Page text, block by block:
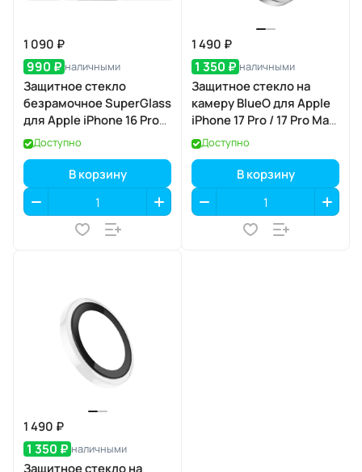
1 090 ₽
990 ₽ наличными
Защитное стекло
безрамочное SuperGlass
для Apple iPhone 16 Pro
Max / 17 Pro Max
Доступно
В корзину
1 490 ₽
1 350 ₽ наличными
Защитное стекло на
камеру BlueO для Apple
iPhone 17 Pro / 17 Pro Max,
Aluminium, 3 шт., Dark
Blue (тёмно-синий), с
аппликатором
Доступно
В корзину
1 490 ₽
1 350 ₽ наличными
Защитное стекло на